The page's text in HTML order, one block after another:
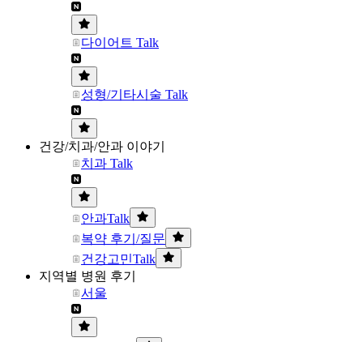
다이어트 Talk
성형/기타시술 Talk
건강/치과/안과 이야기
치과 Talk
안과Talk
복약 후기/질문
건강고민Talk
지역별 병원 후기
서울